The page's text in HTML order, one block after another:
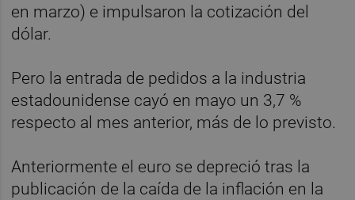
en marzo) e impulsaron la cotización del
dólar.
Pero la entrada de pedidos a la industria
estadounidense cayó en mayo un 3,7 %
respecto al mes anterior, más de lo previsto.
Anteriormente el euro se depreció tras la
publicación de la caída de la inflación en la